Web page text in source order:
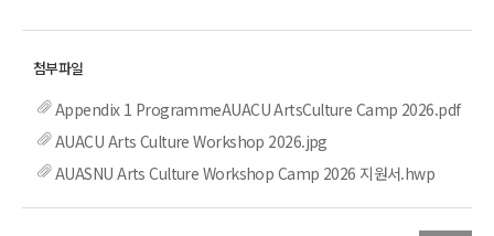
Appendix 1 ProgrammeAUACU ArtsCulture Camp 2026.pdf
AUACU Arts Culture Workshop 2026.jpg
AUASNU Arts Culture Workshop Camp 2026 지원서.hwp